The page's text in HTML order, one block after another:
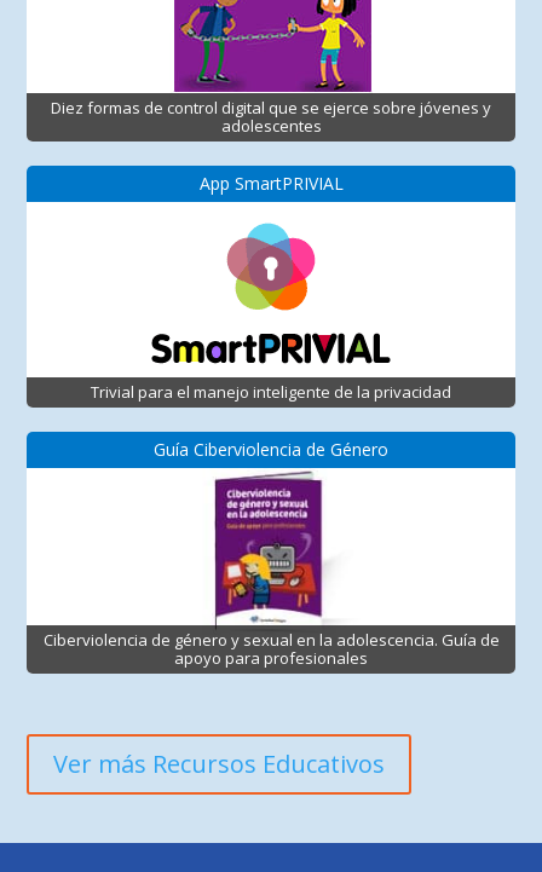
Diez formas de control digital que se ejerce sobre jóvenes y
adolescentes
App SmartPRIVIAL
Trivial para el manejo inteligente de la privacidad
Guía Ciberviolencia de Género
Ciberviolencia de género y sexual en la adolescencia. Guía de
apoyo para profesionales
Ver más Recursos Educativos